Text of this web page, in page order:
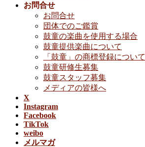
お問合せ
お問合せ
団体でのご鑑賞
鼓童の楽曲を使用する場合
鼓童提供楽曲について
「鼓童」の商標登録について
鼓童研修生募集
鼓童スタッフ募集
メディアの皆様へ
X
Instagram
Facebook
TikTok
weibo
メルマガ